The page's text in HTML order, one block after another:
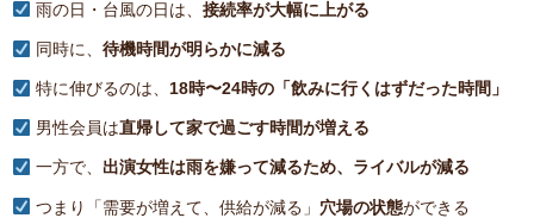
雨の日・台風の日は、 接続率が大幅に上がる
同時に、 待機時間が明らかに減る
特に伸びるのは、 18時〜24時の「飲みに行くはずだった時間」
男性会員は直帰して家で過ごす時間が増える
一方で、 出演女性は雨を嫌って減るため、ライバルが減る
つまり「需要が増えて、供給が減る」 穴場の状態ができる